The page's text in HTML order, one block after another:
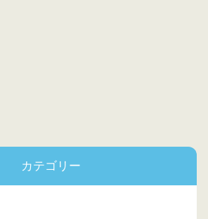
カテゴリー